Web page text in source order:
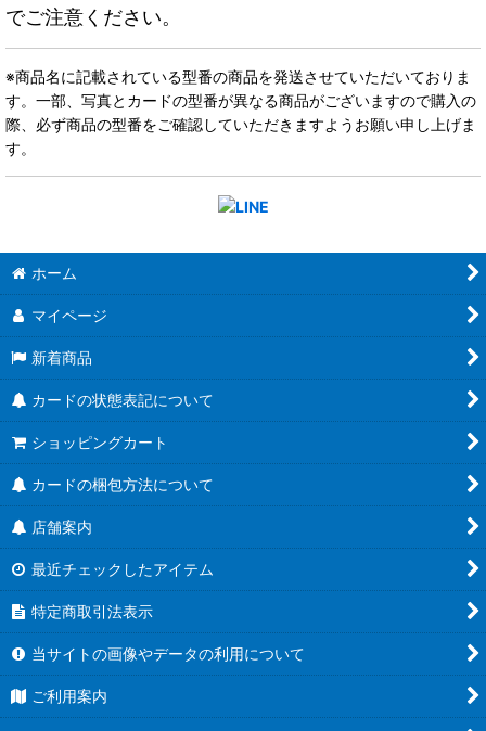
でご注意ください。
※商品名に記載されている型番の商品を発送させていただいておりま
す。一部、写真とカードの型番が異なる商品がございますので購入の
際、必ず商品の型番をご確認していただきますようお願い申し上げま
す。
ホーム
マイページ
新着商品
カードの状態表記について
ショッピングカート
カードの梱包方法について
店舗案内
最近チェックしたアイテム
特定商取引法表示
当サイトの画像やデータの利用について
ご利用案内